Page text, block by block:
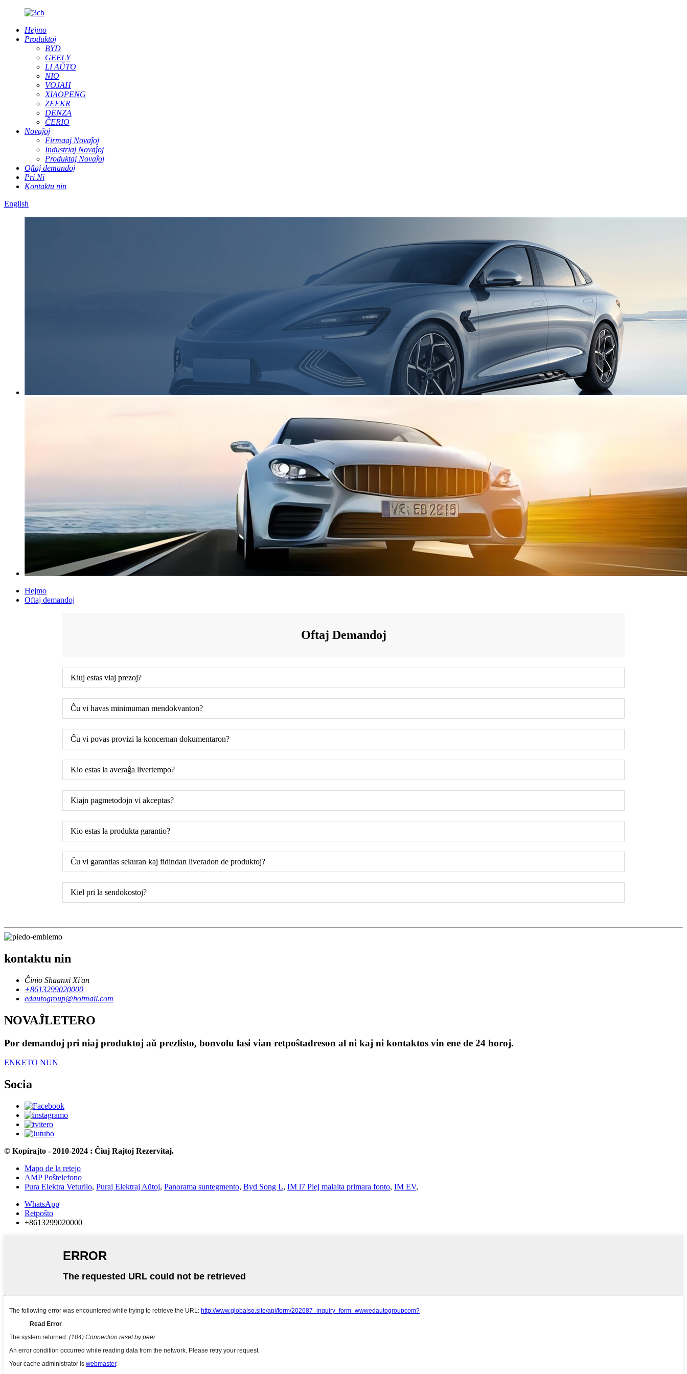
Hejmo
Produktoj
BYD
GEELY
LI AŬTO
NIO
VOJAH
XIAOPENG
ZEEKR
DENZA
ĈERIO
Novaĵoj
Firmaaj Novaĵoj
Industriaj Novaĵoj
Produktaj Novaĵoj
Oftaj demandoj
Pri Ni
Kontaktu nin
English
Hejmo
Oftaj demandoj
Oftaj Demandoj
Kiuj estas viaj prezoj?
Ĉu vi havas minimuman mendokvanton?
Ĉu vi povas provizi la koncernan dokumentaron?
Kio estas la averaĝa livertempo?
Kiajn pagmetodojn vi akceptas?
Kio estas la produkta garantio?
Ĉu vi garantias sekuran kaj fidindan liveradon de produktoj?
Kiel pri la sendokostoj?
kontaktu nin
Ĉinio Shaanxi Xi'an
+8613299020000
edautogroup@hotmail.com
NOVAĴLETERO
Por demandoj pri niaj produktoj aŭ prezlisto, bonvolu lasi vian retpoŝtadreson al ni kaj ni kontaktos vin ene de 24 horoj.
ENKETO NUN
Socia
© Kopirajto - 2010-2024 : Ĉiuj Rajtoj Rezervitaj.
Mapo de la retejo
AMP Poŝtelefono
Pura Elektra Veturilo, Puraj Elektraj Aŭtoj, Panorama suntegmento, Byd Song L, IM l7 Plej malalta primara fonto, IM EV,
WhatsApp
Retpoŝto
+8613299020000